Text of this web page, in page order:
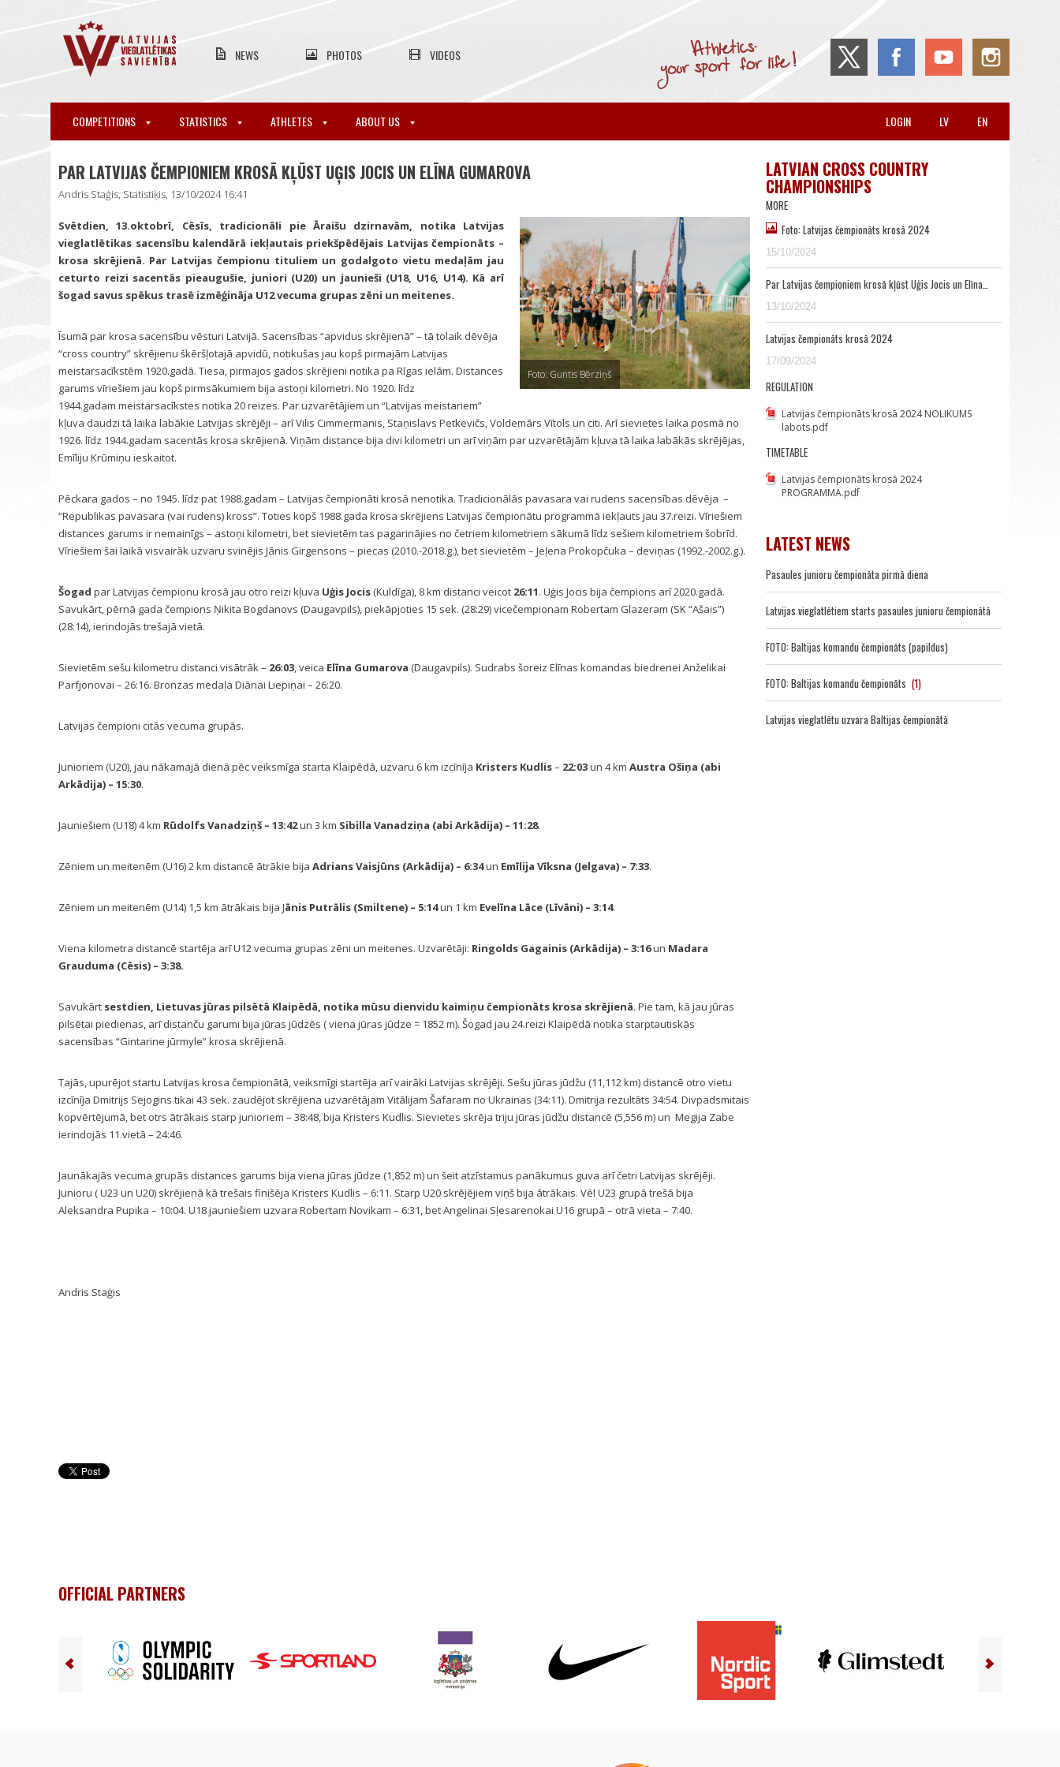
NEWS PHOTOS VIDEOS
COMPETITIONS STATISTICS ATHLETES ABOUT US EN
LV
LOGIN
PAR LATVIJAS ČEMPIONIEM KROSĀ KĻŪST UĢIS JOCIS UN ELĪNA GUMAROVA
Andris Staģis, Statistiķis, 13/10/2024 16:41
Foto: Guntis Bērziņš
Svētdien, 13.oktobrī, Cēsīs, tradicionāli pie Āraišu dzirnavām, notika Latvijas
vieglatlētikas sacensību kalendārā iekļautais priekšpēdējais Latvijas čempionāts –
krosa skrējienā. Par Latvijas čempionu tituliem un godalgoto vietu medaļām jau
ceturto reizi sacentās pieaugušie, juniori (U20) un jaunieši (U18, U16, U14). Kā arī
šogad savus spēkus trasē izmēģināja U12 vecuma grupas zēni un meitenes.
Īsumā par krosa sacensību vēsturi Latvijā. Sacensības “apvidus skrējienā” – tā tolaik dēvēja
“cross country” skrējienu škēršļotajā apvidū, notikušas jau kopš pirmajām Latvijas
meistarsacīkstēm 1920.gadā. Tiesa, pirmajos gados skrējieni notika pa Rīgas ielām. Distances
garums vīriešiem jau kopš pirmsākumiem bija astoņi kilometri. No 1920. līdz
1944.gadam meistarsacīkstes notika 20 reizes. Par uzvarētājiem un “Latvijas meistariem”
kļuva daudzi tā laika labākie Latvijas skrējēji – arī Vilis Cimmermanis, Staņislavs Petkevičs, Voldemārs Vītols un citi. Arī sievietes laika posmā no
1926. līdz 1944.gadam sacentās krosa skrējienā. Viņām distance bija divi kilometri un arī viņām par uzvarētājām kļuva tā laika labākās skrējējas,
Emīliju Krūmiņu ieskaitot.
Pēckara gados – no 1945. līdz pat 1988.gadam – Latvijas čempionāti krosā nenotika. Tradicionālās pavasara vai rudens sacensības dēvēja –
“Republikas pavasara (vai rudens) kross”. Toties kopš 1988.gada krosa skrējiens Latvijas čempionātu programmā iekļauts jau 37.reizi. Vīriešiem
distances garums ir nemainīgs – astoņi kilometri, bet sievietēm tas pagarinājies no četriem kilometriem sākumā līdz sešiem kilometriem šobrīd.
Vīriešiem šai laikā visvairāk uzvaru svinējis Jānis Girgensons – piecas (2010.-2018.g.), bet sievietēm – Jeļena Prokopčuka – deviņas (1992.-2002.g.).
Šogad par Latvijas čempionu krosā jau otro reizi kļuva Uģis Jocis (Kuldīga), 8 km distanci veicot 26:11. Uģis Jocis bija čempions arī 2020.gadā.
Savukārt, pērnā gada čempions Ņikita Bogdanovs (Daugavpils), piekāpjoties 15 sek. (28:29) vicečempionam Robertam Glazeram (SK “Ašais”)
(28:14), ierindojās trešajā vietā.
Sievietēm sešu kilometru distanci visātrāk – 26:03, veica Elīna Gumarova (Daugavpils). Sudrabs šoreiz Elīnas komandas biedrenei Anželikai
Parfjonovai – 26:16. Bronzas medaļa Diānai Liepiņai – 26:20.
Latvijas čempioni citās vecuma grupās.
Junioriem (U20), jau nākamajā dienā pēc veiksmīga starta Klaipēdā, uzvaru 6 km izcīnīja Kristers Kudlis– 22:03un 4 km Austra Ošiņa (abi
Arkādija) – 15:30.
Jauniešiem (U18) 4 km Rūdolfs Vanadziņš – 13:42un 3 km Sibilla Vanadziņa (abi Arkādija) – 11:28.
Zēniem un meitenēm (U16) 2 km distancē ātrākie bija Adrians Vaisjūns (Arkādija) – 6:34un Emīlija Vīksna (Jelgava) – 7:33.
Zēniem un meitenēm (U14) 1,5 km ātrākais bija Jānis Putrālis (Smiltene) – 5:14un 1 km Evelīna Lāce (Līvāni) – 3:14.
Viena kilometra distancē startēja arī U12 vecuma grupas zēni un meitenes. Uzvarētāji: Ringolds Gagainis (Arkādija) – 3:16un Madara
Grauduma (Cēsis) – 3:38.
Savukārt sestdien, Lietuvas jūras pilsētā Klaipēdā, notika mūsu dienvidu kaimiņu čempionāts krosa skrējienā. Pie tam, kā jau jūras
pilsētai piedienas, arī distanču garumi bija jūras jūdzēs ( viena jūras jūdze = 1852 m). Šogad jau 24.reizi Klaipēdā notika starptautiskās
sacensības “Gintarine jūrmyle” krosa skrējienā.
Tajās, upurējot startu Latvijas krosa čempionātā, veiksmīgi startēja arī vairāki Latvijas skrējēji. Sešu jūras jūdžu (11,112 km) distancē otro vietu
izcīnīja Dmitrijs Sejogins tikai 43 sek. zaudējot skrējiena uzvarētājam Vitālijam Šafaram no Ukrainas (34:11). Dmitrija rezultāts 34:54. Divpadsmitais
kopvērtējumā, bet otrs ātrākais starp junioriem – 38:48, bija Kristers Kudlis. Sievietes skrēja triju jūras jūdžu distancē (5,556 m) un Megija Zabe
ierindojās 11.vietā – 24:46.
Jaunākajās vecuma grupās distances garums bija viena jūras jūdze (1,852 m) un šeit atzīstamus panākumus guva arī četri Latvijas skrējēji.
Junioru ( U23 un U20) skrējienā kā trešais finišēja Kristers Kudlis – 6:11. Starp U20 skrējējiem viņš bija ātrākais. Vēl U23 grupā trešā bija
Aleksandra Pupika – 10:04. U18 jauniešiem uzvara Robertam Novikam – 6:31, bet Angelinai Sļesarenokai U16 grupā – otrā vieta – 7:40.
Andris Staģis
LATVIAN CROSS COUNTRY
CHAMPIONSHIPS
MORE
Foto: Latvijas čempionāts krosā 2024
15/10/2024
Par Latvijas čempioniem krosā kļūst Uģis Jocis un Elīna…
13/10/2024
Latvijas čempionāts krosā 2024
17/09/2024
REGULATION
Latvijas čempionāts krosā 2024 NOLIKUMS
labots.pdf
TIMETABLE
Latvijas čempionāts krosā 2024
PROGRAMMA.pdf
LATEST NEWS
Pasaules junioru čempionāta pirmā diena
Latvijas vieglatlētiem starts pasaules junioru čempionātā
FOTO: Baltijas komandu čempionāts (papildus)
FOTO: Baltijas komandu čempionāts (1)
Latvijas vieglatlētu uzvara Baltijas čempionātā
OFFICIAL PARTNERS